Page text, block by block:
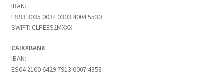
IBAN:
ES93 3035 0034 0303 4004 5530
SWIFT: CLPEES2MXXX
CAIXABANK
IBAN:
ES04 2100 6429 7913 0007 4353